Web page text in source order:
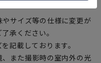
サイズ等の仕様に変更が
承ください。
記載しております。
また撮影時の室内外の光